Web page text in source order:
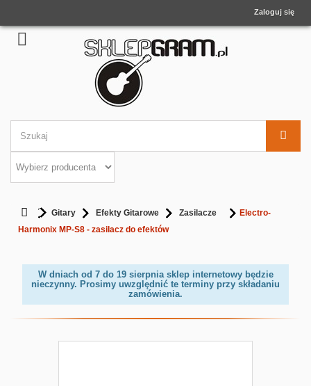
Zaloguj się
Gitary Efekty Gitarowe Zasilacze
Electro-
Harmonix MP-S8 - zasilacz do efektów
W dniach od 7 do 19 sierpnia sklep internetowy będzie
nieczynny. Prosimy uwzględnić te terminy przy składaniu
zamówienia.